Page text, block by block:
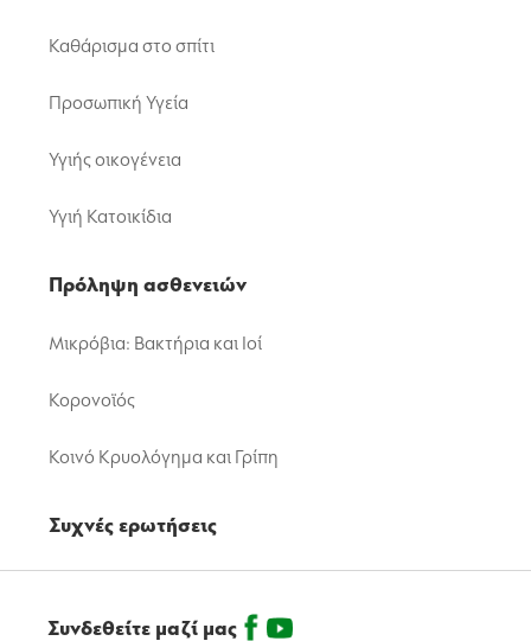
Καθάρισμα στο σπίτι
Προσωπική Υγεία
Υγιής οικογένεια
Υγιή Κατοικίδια
Πρόληψη ασθενειών
Μικρόβια: Βακτήρια και Ιοί
Κορονοϊός
Κοινό Κρυολόγημα και Γρίπη
Συχνές ερωτήσεις
Συνδεθείτε μαζί μας